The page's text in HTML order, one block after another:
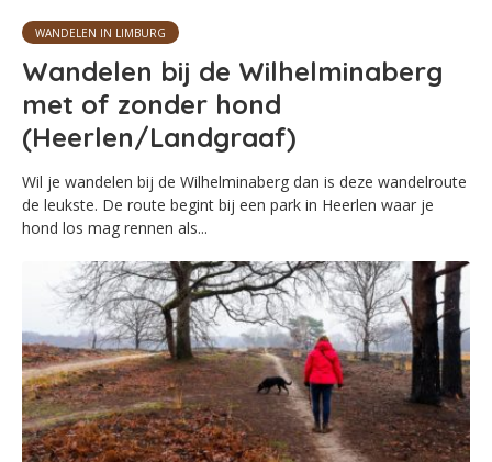
WANDELEN IN LIMBURG
Wandelen bij de Wilhelminaberg
met of zonder hond
(Heerlen/Landgraaf)
Wil je wandelen bij de Wilhelminaberg dan is deze wandelroute
de leukste. De route begint bij een park in Heerlen waar je
hond los mag rennen als...